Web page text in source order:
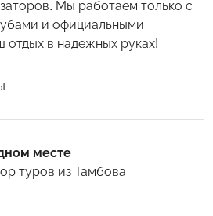
Мы работаем только с
и официальными
отдых в надежных руках!
месте
туров из Тамбова